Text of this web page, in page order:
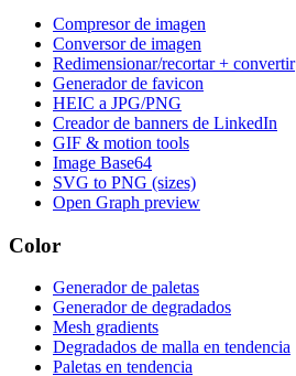
Compresor de imagen
Conversor de imagen
Redimensionar/recortar + convertir
Generador de favicon
HEIC a JPG/PNG
Creador de banners de LinkedIn
GIF & motion tools
Image Base64
SVG to PNG (sizes)
Open Graph preview
Color
Generador de paletas
Generador de degradados
Mesh gradients
Degradados de malla en tendencia
Paletas en tendencia